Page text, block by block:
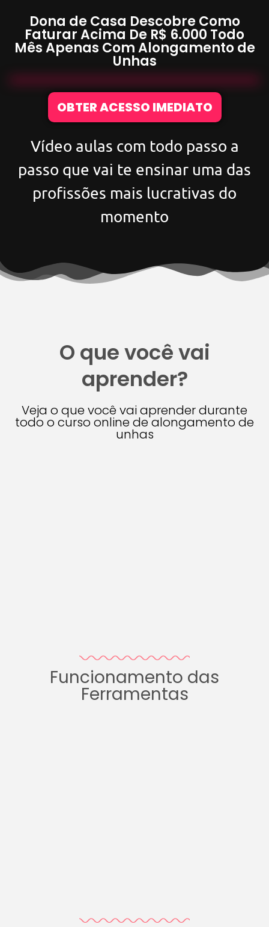
Dona de Casa Descobre Como
Faturar Acima De R$ 6.000 Todo
Mês Apenas ComAlongamento de
Unhas
OBTER ACESSO IMEDIATO
Vídeo aulas com todo passo a
passo que vai te ensinar uma das
profissões mais lucrativas do
momento
O que você vai
aprender?
Veja o que você vai aprender durante
todo o curso online de alongamento de
unhas
Funcionamento das
Ferramentas